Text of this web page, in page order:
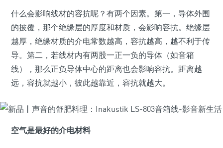
什么会影响线材的容抗呢？有两个因素。第一，导体外围
的披覆，那个绝缘层的厚度和材质，会影响容抗。绝缘层
越厚，绝缘材质的介电常数越高，容抗越高，越不利于传
导。第二，若线材内有两股一正一负的导体（如音箱
线），那么正负导体中心的距离也会影响容抗。距离越
远，容抗就越小，彼此越靠近，容抗就越大。
空气是最好的介电材料